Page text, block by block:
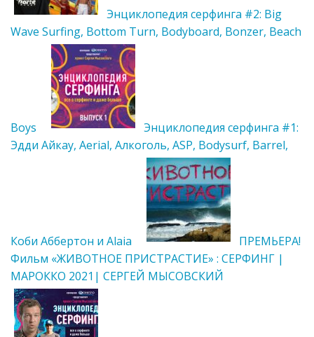
Энциклопедия серфинга #2: Big
Wave Surfing, Bottom Turn, Bodyboard, Bonzer, Beach
Boys
Энциклопедия серфинга #1:
Эдди Айкау, Aerial, Алкоголь, ASP, Bodysurf, Barrel,
Коби Аббертон и Alaia
ПРЕМЬЕРА!
Фильм «ЖИВОТНОЕ ПРИСТРАСТИЕ» : СЕРФИНГ |
МАРОККО 2021| СЕРГЕЙ МЫСОВСКИЙ